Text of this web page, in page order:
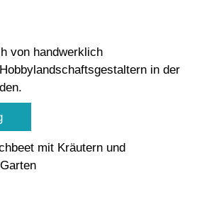
von handwerklich
in der